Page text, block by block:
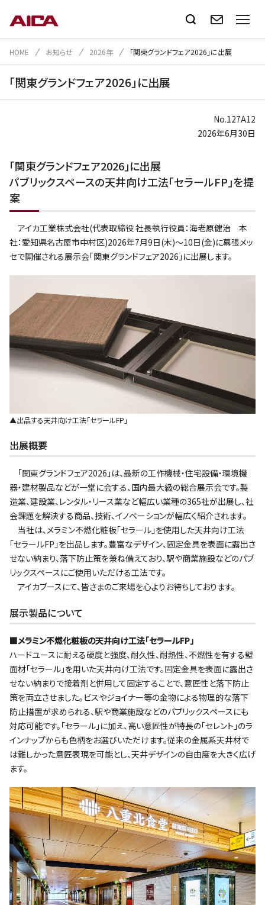
HOME お知らせ 2026年 ｢関東グランドフェア2026｣に出展
｢関東グランドフェア2026｣に出展
No.127A12
2026年6月30日
｢関東グランドフェア2026｣に出展
パブリックスペースの天井向け工法｢セラールFP｣を提
案
アイカ工業株式会社(代表取締役 社長執行役員：海老原健治 本
社：愛知県名古屋市中村区)2026年7月9日(木)～10日(金)に幕張メッ
セで開催される展示会｢関東グランドフェア2026｣に出展します。
▲出品する天井向け工法｢セラールFP｣
出展概要
｢関東グランドフェア2026｣は、最新の工作機械・住宅設備・環境機
器・建材製品などが一堂に会する、国内最大級の総合展示会です。製
造業、建設業、レンタル・リース業など幅広い業種の365社が出展し、社
会課題を解決する商品、技術、イノベーションが幅広く紹介されます。
当社は、メラミン不燃化粧板｢セラール｣を使用した天井向け工法
｢セラールFP｣を出品します。豊富なデザイン、固定金具を表面に露出さ
せない納まり、落下防止策を兼ね備えており、駅や商業施設などのパブ
リックスペースにご使用いただける工法です。
アイカブースにて、皆さまのご来場を心よりお待ちしております。
展示製品について
■メラミン不燃化粧板の天井向け工法｢セラールFP｣
ハードユースに耐える硬度と強度、耐久性、耐熱性、不燃性を有する壁
面材｢セラール｣を用いた天井向け工法です。固定金具を表面に露出さ
せない納まりで接着剤と併用して固定することで、意匠性と落下防止
策を両立させました。ビスやジョイナー等の金物による物理的な落下
防止措置が求められる、駅や商業施設などのパブリックスペースにも
対応可能です。｢セラール｣に加え、高い意匠性が特長の｢セレント｣のラ
インナップからも色柄をお選びいただけます。従来の金属系天井材で
は難しかった意匠表現を可能とし、天井デザインの自由度を大きく広げ
ます。